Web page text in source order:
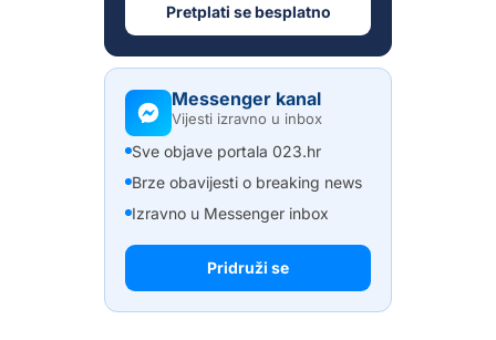
Pretplati se besplatno
Messenger kanal
Vijesti izravno u inbox
Sve objave portala 023.hr
Brze obavijesti o breaking news
Izravno u Messenger inbox
Pridruži se